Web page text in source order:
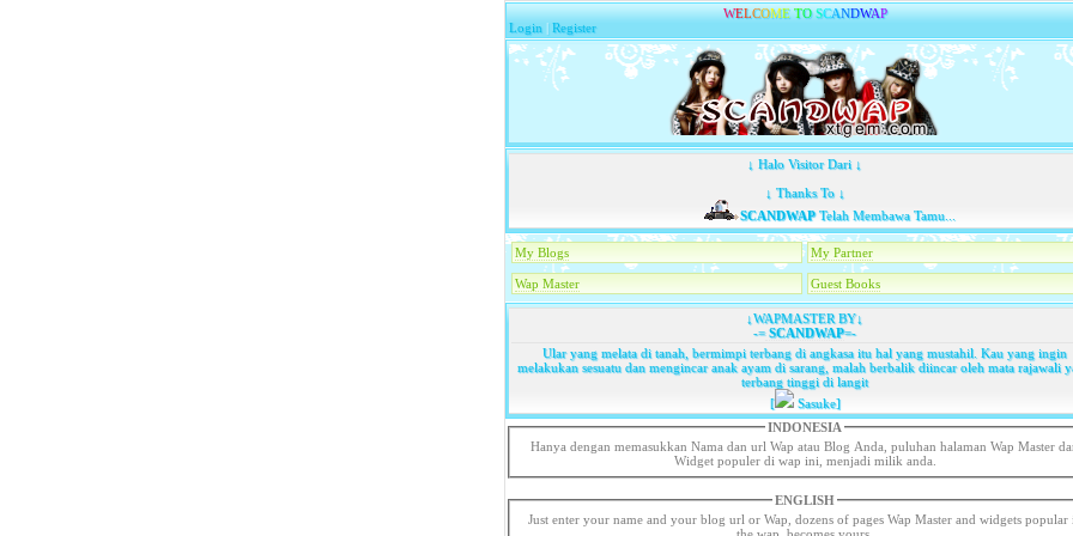
WELCOME TO SCANDWAP
Login |Register
↓ Halo Visitor Dari ↓
↓ Thanks To ↓
SCANDWAPTelah Membawa Tamu...
My Blogs My Partner
Wap Master Guest Books
↓WAPMASTER BY↓
-=SCANDWAP=-
Ular yang melata di tanah, bermimpi terbang di angkasa itu hal yang mustahil. Kau yang ingin
melakukan sesuatu dan mengincar anak ayam di sarang, malah berbalik diincar oleh mata rajawali
terbang tinggi di langit
[
Sasuke]
INDONESIA
Hanya dengan memasukkan Nama dan url Wap atau Blog Anda, puluhan halaman Wap Master
Widget populer di wap ini, menjadi milik anda.
ENGLISH
Just enter your name and your blog url or Wap, dozens of pages Wap Master and widgets popular
the wap, becomes yours.